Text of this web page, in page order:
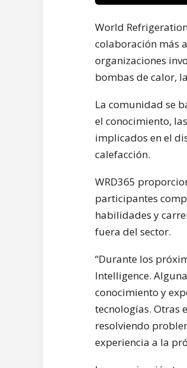
World
colaboración más
organizaciones
bombas de calor,
La comunidad se
el conocimiento,
implicados en el
calefacción.
WRD365
participantes
habilidades y
fuera del sector.
“Durante los
Intelligence.
conocimiento y
tecnologías. Otras
resolviendo
experiencia a la